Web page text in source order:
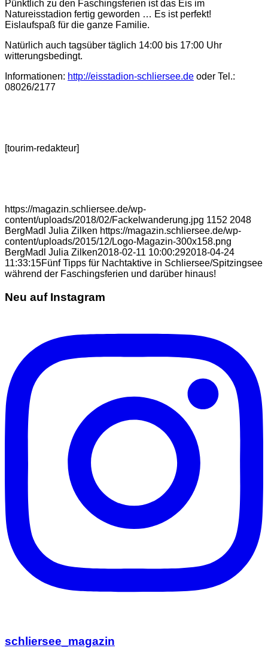
Pünktlich zu den Faschingsferien ist das Eis im
Natureisstadion fertig geworden … Es ist perfekt!
Eislaufspaß für die ganze Familie.
Natürlich auch tagsüber täglich 14:00 bis 17:00 Uhr
witterungsbedingt.
Informationen: http://eisstadion-schliersee.de oder Tel.:
08026/2177
[tourim-redakteur]
https://magazin.schliersee.de/wp-
content/uploads/2018/02/Fackelwanderung.jpg 1152 2048
BergMadl Julia Zilken https://magazin.schliersee.de/wp-
content/uploads/2015/12/Logo-Magazin-300x158.png
BergMadl Julia Zilken2018-02-11 10:00:292018-04-24
11:33:15Fünf Tipps für Nachtaktive in Schliersee/Spitzingsee
während der Faschingsferien und darüber hinaus!
Neu auf Instagram
schliersee_magazin